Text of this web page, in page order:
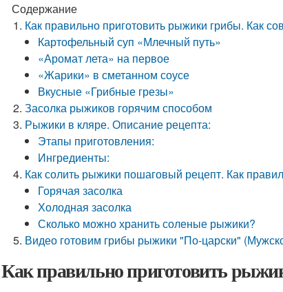
Содержание
Как правильно приготовить рыжики грибы. Как
Картофельный суп «Млечный путь»
«Аромат лета» на первое
«Жарики» в сметанном соусе
Вкусные «Грибные грезы»
Засолка рыжиков горячим способом
Рыжики в кляре. Описание рецепта:
Этапы приготовления:
Ингредиенты:
Как солить рыжики пошаговый рецепт. Как
Горячая засолка
Холодная засолка
Сколько можно хранить соленые рыжики?
Видео готовим грибы рыжики "По-царски"
Как правильно приготовить